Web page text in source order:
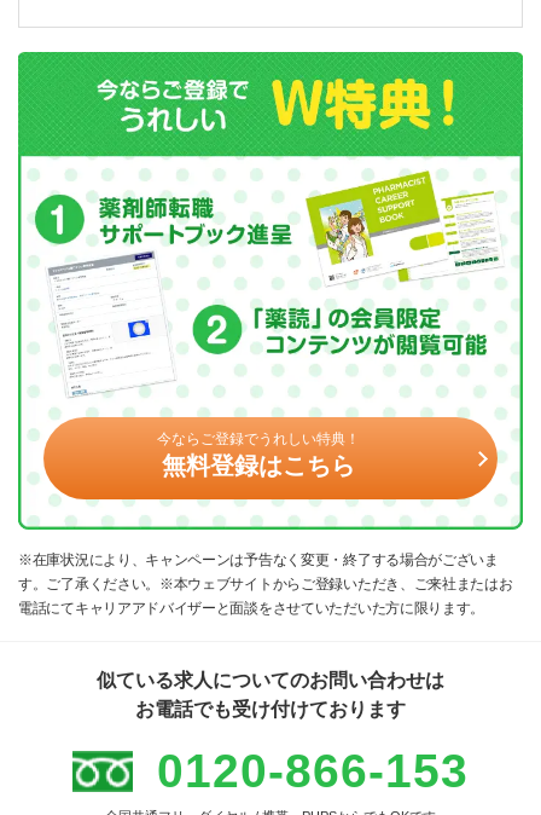
今ならご登録でうれしい特典！
無料登録はこちら
※在庫状況により、キャンペーンは予告なく変更・終了する場合がございま
す。ご了承ください。※本ウェブサイトからご登録いただき、ご来社またはお
電話にてキャリアアドバイザーと面談をさせていただいた方に限ります。
似ている求人についてのお問い合わせは
お電話でも受け付けております
0120-866-153